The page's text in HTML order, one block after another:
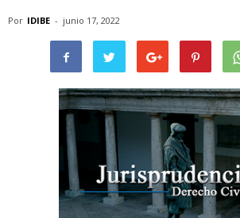
Por IDIBE - junio 17, 2022